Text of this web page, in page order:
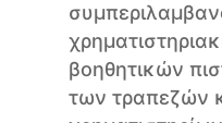
βοηθητικών
των τραπεζών